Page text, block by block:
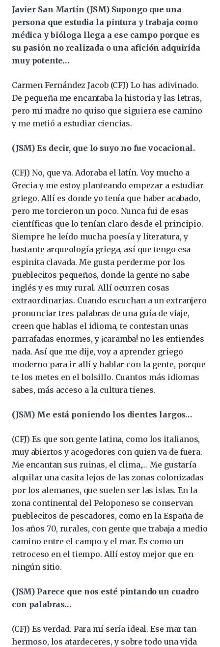
Javier San Martín (JSM) Supongo que una
persona que estudia la pintura y trabaja como
médica y bióloga llega a ese campo porque es
su pasión no realizada o una afición adquirida
muy potente…
Carmen Fernández Jacob (CFJ) Lo has adivinado.
De pequeña me encantaba la historia y las letras,
pero mi madre no quiso que siguiera ese camino
y me metió a estudiar ciencias.
(JSM) Es decir, que lo suyo no fue vocacional.
(CFJ) No, que va. Adoraba el latín. Voy mucho a
Grecia y me estoy planteando empezar a estudiar
griego. Allí es donde yo tenía que haber acabado,
pero me torcieron un poco. Nunca fui de esas
científicas que lo tenían claro desde el principio.
Siempre he leído mucha poesía y literatura, y
bastante arqueología griega, así que tengo esa
espinita clavada. Me gusta perderme por los
pueblecitos pequeños, donde la gente no sabe
inglés y es muy rural. Allí ocurren cosas
extraordinarias. Cuando escuchan a un extranjero
pronunciar tres palabras de una guía de viaje,
creen que hablas el idioma, te contestan unas
parrafadas enormes, y ¡caramba! no les entiendes
nada. Así que me dije, voy a aprender griego
moderno para ir allí y hablar con la gente, porque
te los metes en el bolsillo. Cuantos más idiomas
sabes, más acceso a la cultura tienes.
(JSM) Me está poniendo los dientes largos…
(CFJ) Es que son gente latina, como los italianos,
muy abiertos y acogedores con quien va de fuera.
Me encantan sus ruinas, el clima,… Me gustaría
alquilar una casita lejos de las zonas colonizadas
por los alemanes, que suelen ser las islas. En la
zona continental del Peloponeso se conservan
pueblecitos de pescadores, como en la España de
los años 70, rurales, con gente que trabaja a medio
camino entre el campo y el mar. Es como un
retroceso en el tiempo. Allí estoy mejor que en
ningún sitio.
(JSM) Parece que nos esté pintando un cuadro
con palabras…
(CFJ) Es verdad. Para mí sería ideal. Ese mar tan
hermoso, los atardeceres, y sobre todo una vida